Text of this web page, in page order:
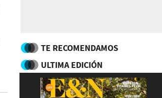
TE RECOMENDAMOS
ULTIMA EDICIÓN